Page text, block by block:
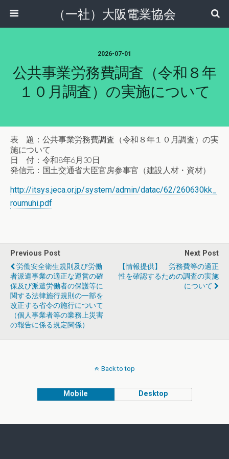
（一社）大阪電業協会
2026-07-01
公共事業労務費調査（令和８年
１０月調査）の実施について
表 題：公共事業労務費調査（令和８年１０月調査）の実
施について
日 付：令和8年6月30日
発信元：国土交通省大臣官房参事官（建設人材・資材）
http://itsys.jeca.or.jp/system/admin/datac/62/260630kk_
roumuhi.pdf
Previous Post
労働安全衛生規則及び労働
者派遣事業の適正な運営の確
保及び派遣労働者の保護等に
関する法律施行規則の一部を
改正する省令の施行について
（個人事業者等の業務上災害
の報告に係る規定関係）
Next Post
【情報提供】 労務費等の適正
性を確認するための調査の実施
について
Back to top
Mobile Desktop